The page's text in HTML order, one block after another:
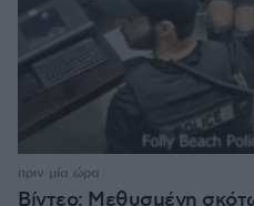
Βίντεο: Μεθυσμένη
πριν μία ώρα